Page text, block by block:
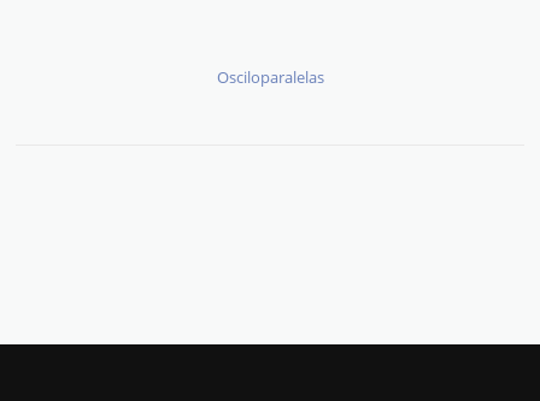
Osciloparalelas